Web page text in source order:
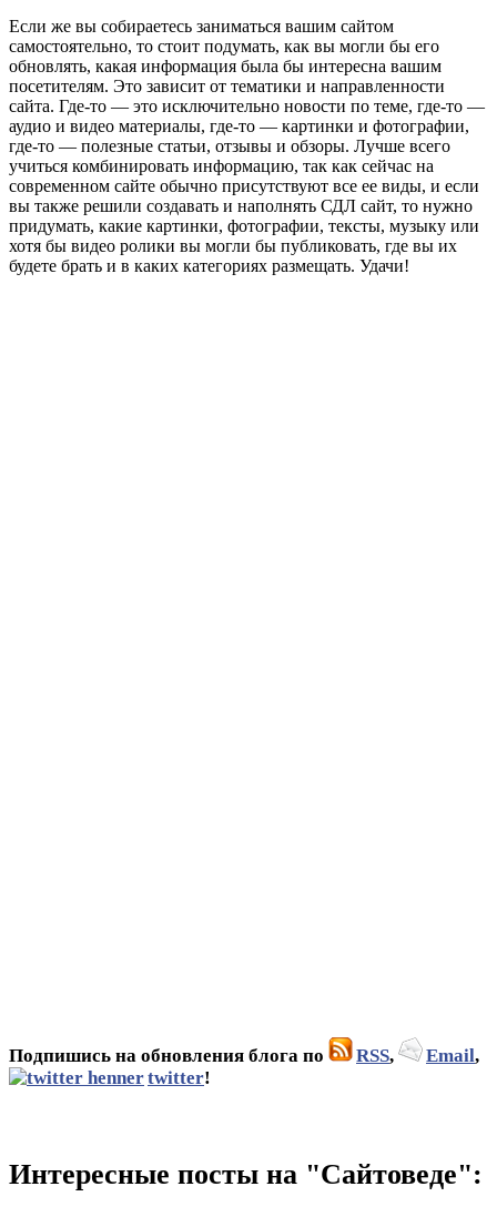
Если же вы собираетесь заниматься вашим сайтом
самостоятельно, то стоит подумать, как вы могли бы его
обновлять, какая информация была бы интересна вашим
посетителям. Это зависит от тематики и направленности
сайта. Где-то — это исключительно новости по теме, где-то —
аудио и видео материалы, где-то — картинки и фотографии,
где-то — полезные статьи, отзывы и обзоры. Лучше всего
учиться комбинировать информацию, так как сейчас на
современном сайте обычно присутствуют все ее виды, и если
вы также решили создавать и наполнять СДЛ сайт, то нужно
придумать, какие картинки, фотографии, тексты, музыку или
хотя бы видео ролики вы могли бы публиковать, где вы их
будете брать и в каких категориях размещать. Удачи!
Подпишись на обновления блога по RSS, Email,
twitter!
Интересные посты на "Сайтоведе":